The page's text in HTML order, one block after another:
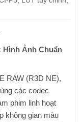
Hình Ảnh Chuẩn
RAW (R3D NE),
các codec
phim linh hoạt
không gian màu